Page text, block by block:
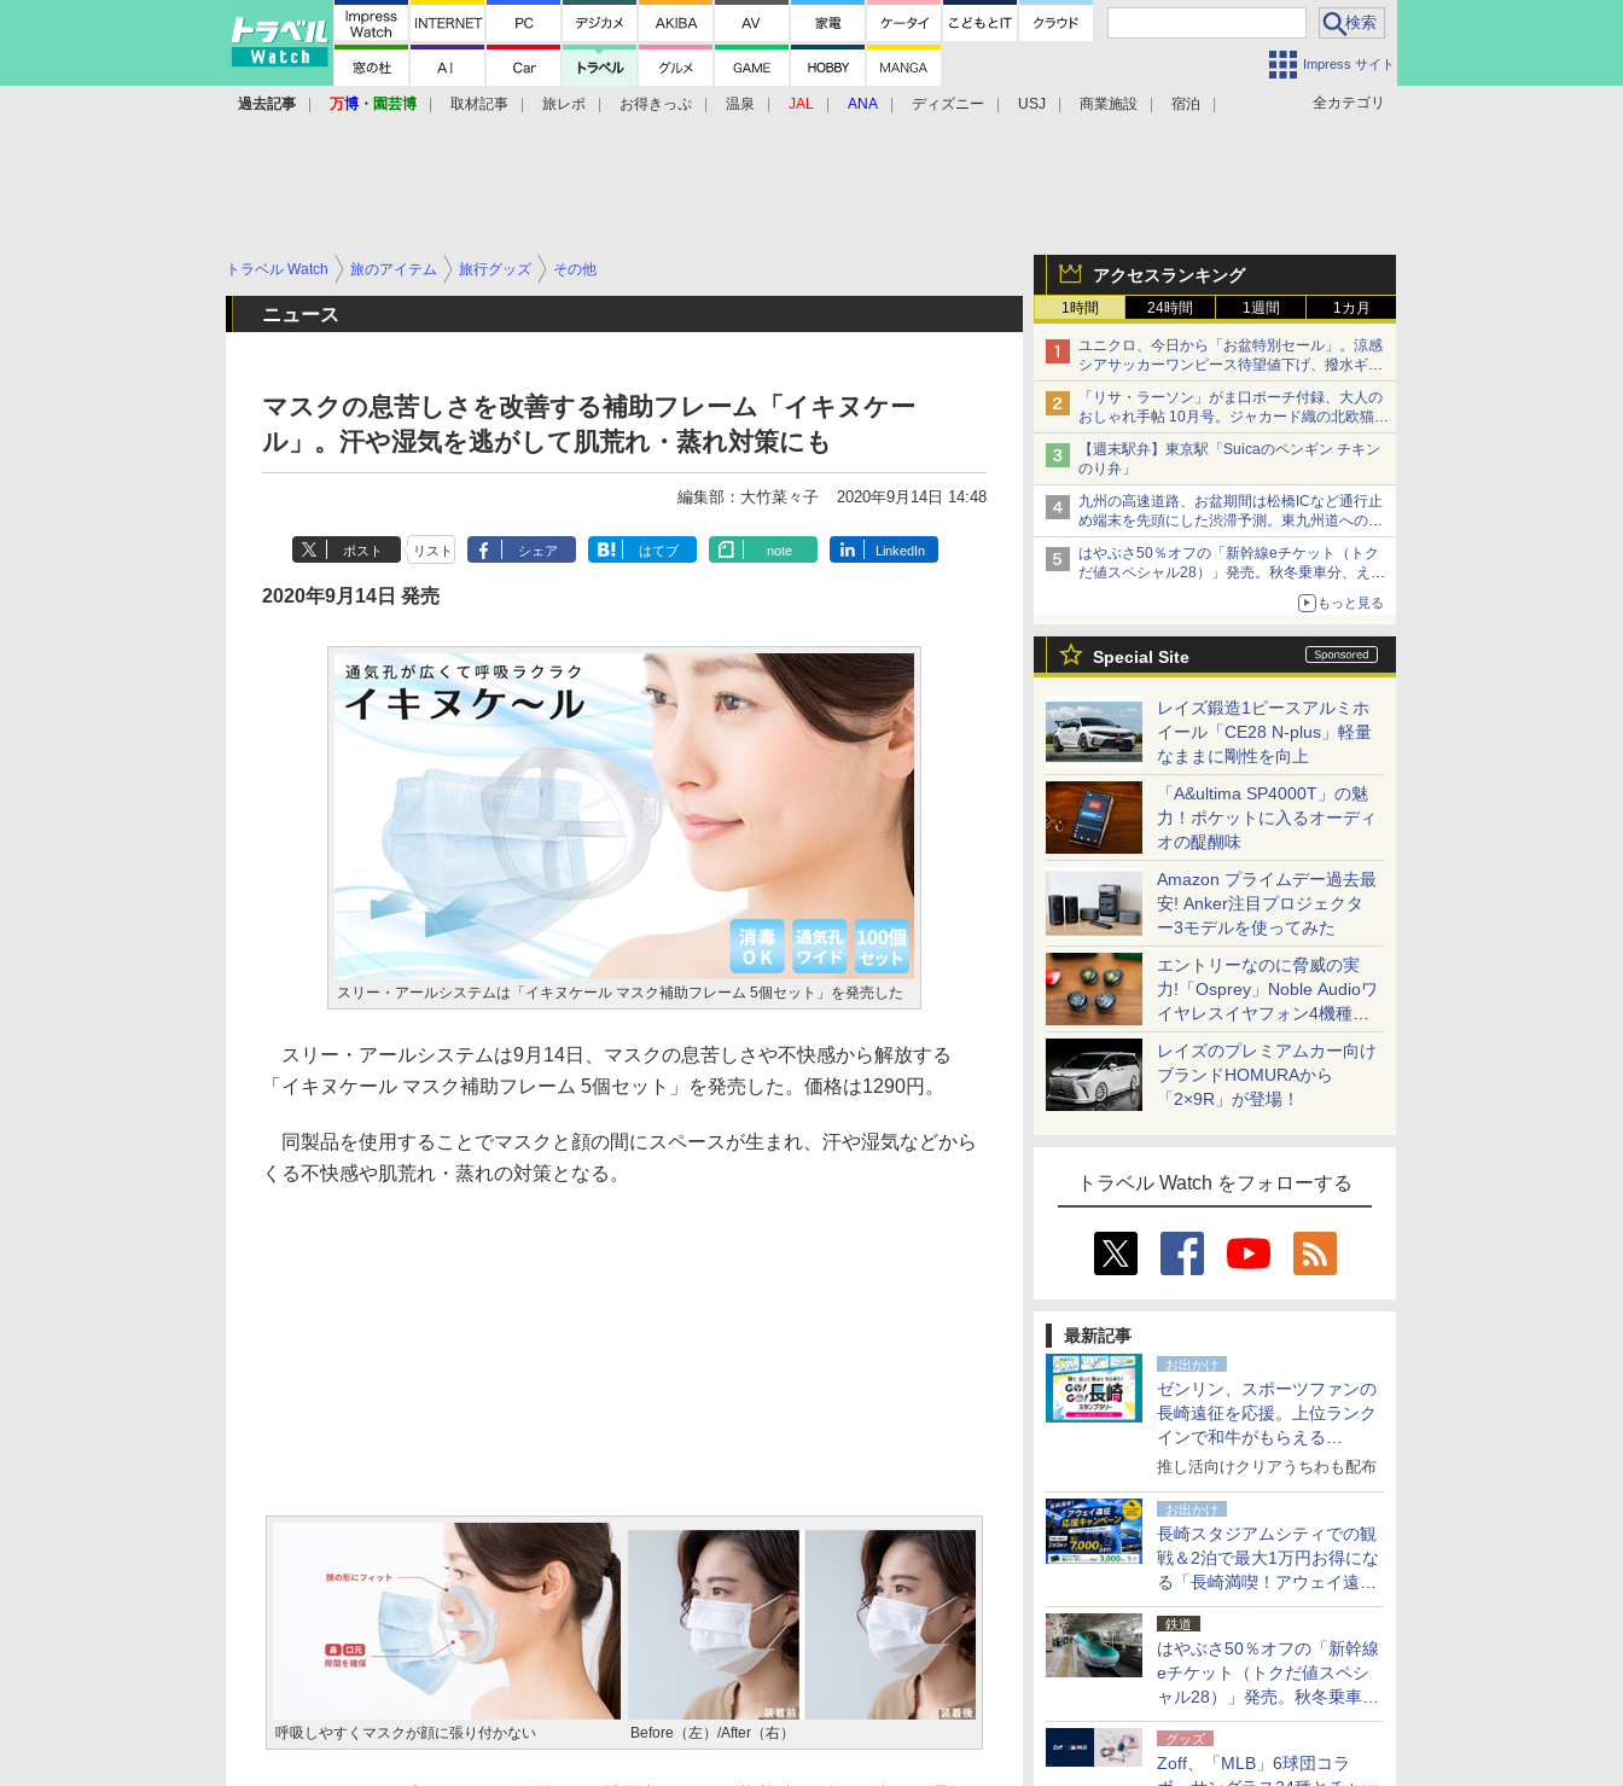
Impress サイト
全カテゴリ
過去記事 万博 ・ 園芸博 取材記事 旅レポ お得きっぷ 温泉 JAL ANA ディズニー USJ 商業施設 宿泊
アクセスランキング
1時間 24時間 1週間 1カ月
ユニクロ、今日から「お盆特別セール」。涼感
シアサッカーワンピース待望値下げ、撥水ギア
ショーツは1990円に
「リサ・ラーソン」がま口ポーチ付録、大人の
おしゃれ手帖 10月号。ジャカード織の北欧猫デ
ザイン
【週末駅弁】東京駅「Suicaのペンギン チキン
のり弁」
九州の高速道路、お盆期間は松橋ICなど通行止
め端末を先頭にした渋滞予測。東九州道への迂
回は料金調整を実施
はやぶさ50％オフの「新幹線eチケット（トク
だ値スペシャル28）」発売。秋冬乗車分、えき
もっと見る
Special Site
レイズ鍛造1ピースアルミホ
イール「CE28 N-plus」軽量
なままに剛性を向上
「A&ultima SP4000T」の魅
力！ポケットに入るオーディ
オの醍醐味
Amazon プライムデー過去最
安! Anker注目プロジェクタ
ー3モデルを使ってみた
エントリーなのに脅威の実
力!「Osprey」Noble Audioワ
イヤレスイヤフォン4機種を
一気に聴く
レイズのプレミアムカー向け
ブランドHOMURAから
「2×9R」が登場！
トラベル Watch をフォローする
最新記事
お出かけ
ゼンリン、スポーツファンの
長崎遠征を応援。上位ランク
インで和牛がもらえる
「GO！GO！長崎スタンプラ
推し活向けクリアうちわも配布
お出かけ
長崎スタジアムシティでの観
戦＆2泊で最大1万円お得にな
る「長崎満喫！アウェイ遠征
応援キャンペーン」
鉄道
はやぶさ50％オフの「新幹線
eチケット（トクだ値スペシ
ャル28）」発売。秋冬乗車
分、えきねっと限定
グッズ
Zoff、「MLB」6球団コラ
トラベル Watch 旅のアイテム 旅行グッズ その他
ニュース
マスクの息苦しさを改善する補助フレーム「イキヌケー
ル」。汗や湿気を逃がして肌荒れ・蒸れ対策にも
編集部：大竹菜々子 2020年9月14日 14:48
ポスト リスト シェア はてブ note LinkedIn
2020年9月14日 発売
スリー・アールシステムは「イキヌケール マスク補助フレーム 5個セット」を発売した
スリー・アールシステムは9月14日、マスクの息苦しさや不快感から解放する
「イキヌケール マスク補助フレーム 5個セット」を発売した。価格は1290円。
同製品を使用することでマスクと顔の間にスペースが生まれ、汗や湿気などから
くる不快感や肌荒れ・蒸れの対策となる。
呼吸しやすくマスクが顔に張り付かない Before（左）/After（右）